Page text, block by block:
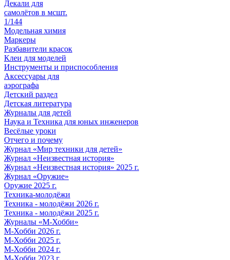
Декали для
самолётов в мсшт.
1/144
Модельная химия
Маркеры
Разбавители красок
Клеи для моделей
Инструменты и приспособления
Аксессуары для
аэрографа
Детский раздел
Детская литература
Журналы для детей
Наука и Техника для юных инженеров
Весёлые уроки
Отчего и почему
Журнал «Мир техники для детей»
Журнал «Неизвестная история»
Журнал «Неизвестная история» 2025 г.
Журнал «Оружие»
Оружие 2025 г.
Техника-молодёжи
Техника - молодёжи 2026 г.
Техника - молодёжи 2025 г.
Журналы «М-Хобби»
М-Хобби 2026 г.
М-Хобби 2025 г.
М-Хобби 2024 г.
М-Хобби 2023 г.